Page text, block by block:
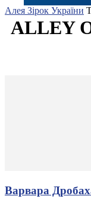
Алея Зірок України
ALLEY
Варвара